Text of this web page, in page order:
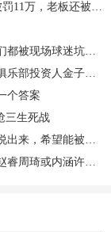
万，老板还被禁赛
现场球迷坑惨了
人金子军处罚的函
个答案
三生死战
，希望能被尊重
琦或内涵许利民